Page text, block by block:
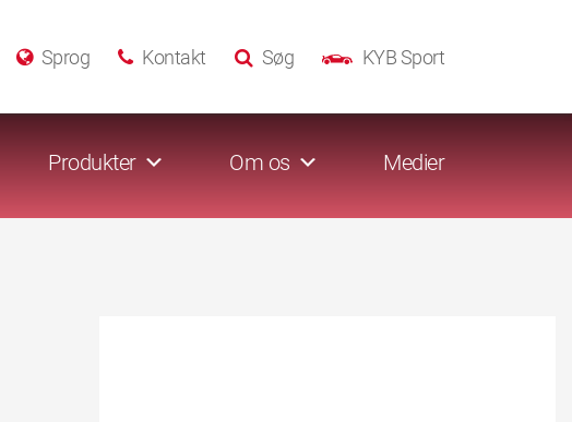
KYB Sport
Søg
Kontakt
Sprog
Produkter Om os Medier